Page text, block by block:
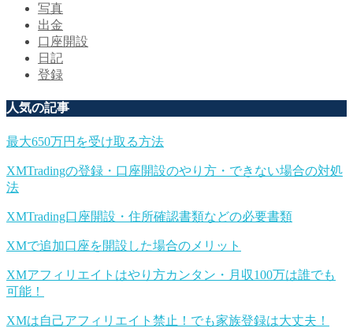
写真
出金
口座開設
日記
登録
人気の記事
最大650万円を受け取る方法
XMTradingの登録・口座開設のやり方・できない場合の対処
法
XMTrading口座開設・住所確認書類などの必要書類
XMで追加口座を開設した場合のメリット
XMアフィリエイトはやり方カンタン・月収100万は誰でも
可能！
XMは自己アフィリエイト禁止！でも家族登録は大丈夫！